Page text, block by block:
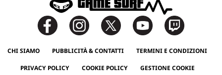
CHI SIAMO PUBBLICITÀ & CONTATTI TERMINI E CONDIZIONI
PRIVACY POLICY COOKIE POLICY GESTIONE COOKIE